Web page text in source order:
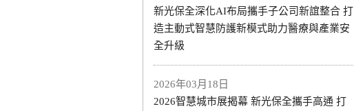
新光保全深化AI布局攜手子公司新誼整合 打
造主動式智慧防護新模式助力醫療與產業安
全升級
2026年03月18日
2026智慧城市展揭幕 新光保全攜手高通 打